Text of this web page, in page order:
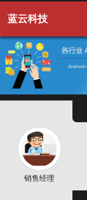
蓝云科技
销售经理